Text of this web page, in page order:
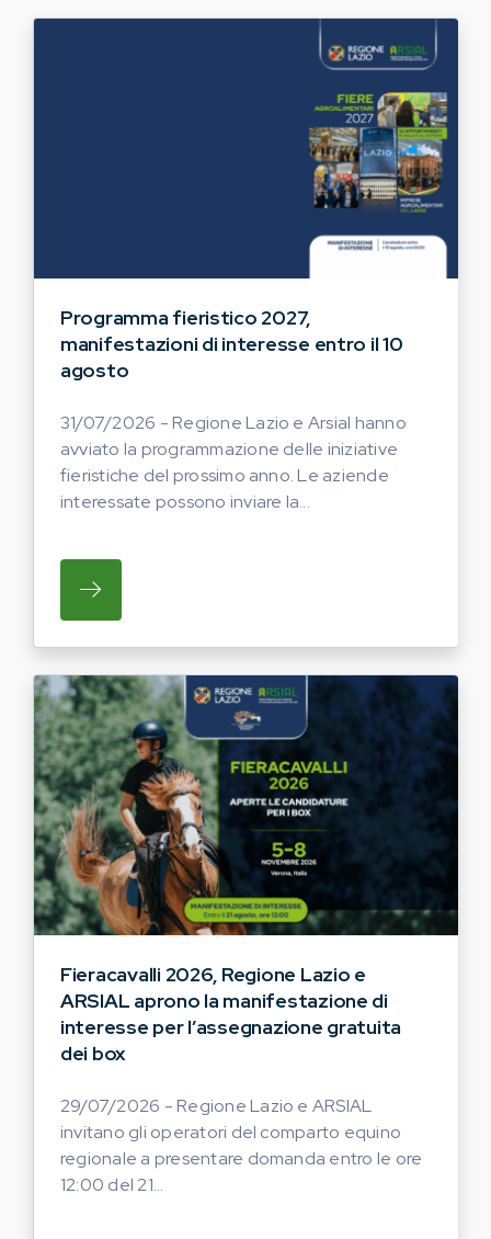
Programma fieristico 2027,
manifestazioni di interesse entro il 10
agosto
31/07/2026 - Regione Lazio e Arsial hanno
avviato la programmazione delle iniziative
fieristiche del prossimo anno. Le aziende
interessate possono inviare la...
SU REGIONE LAZIO E ARSIAL HANNO
Fieracavalli 2026, Regione Lazio e
ARSIAL aprono la manifestazione di
interesse per l’assegnazione gratuita
dei box
29/07/2026 - Regione Lazio e ARSIAL
invitano gli operatori del comparto equino
regionale a presentare domanda entro le ore
12:00 del 21...